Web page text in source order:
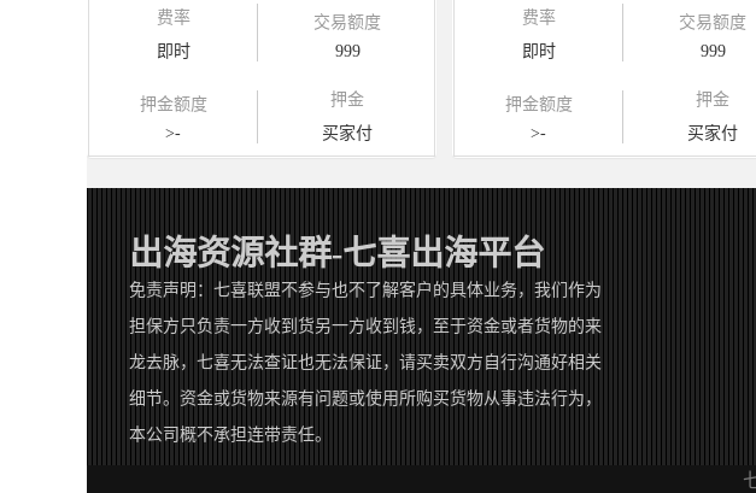
费率
即时
交易额度
999
押金额度
>-
押金
买家付
费率
即时
交易额度
999
押金额度
>-
押金
买家付
出海资源社群-七喜出海平台
免责声明：七喜联盟不参与也不了解客户的具体业务，我们作为
担保方只负责一方收到货另一方收到钱，至于资金或者货物的来
龙去脉，七喜无法查证也无法保证，请买卖双方自行沟通好相关
细节。资金或货物来源有问题或使用所购买货物从事违法行为，
本公司概不承担连带责任。